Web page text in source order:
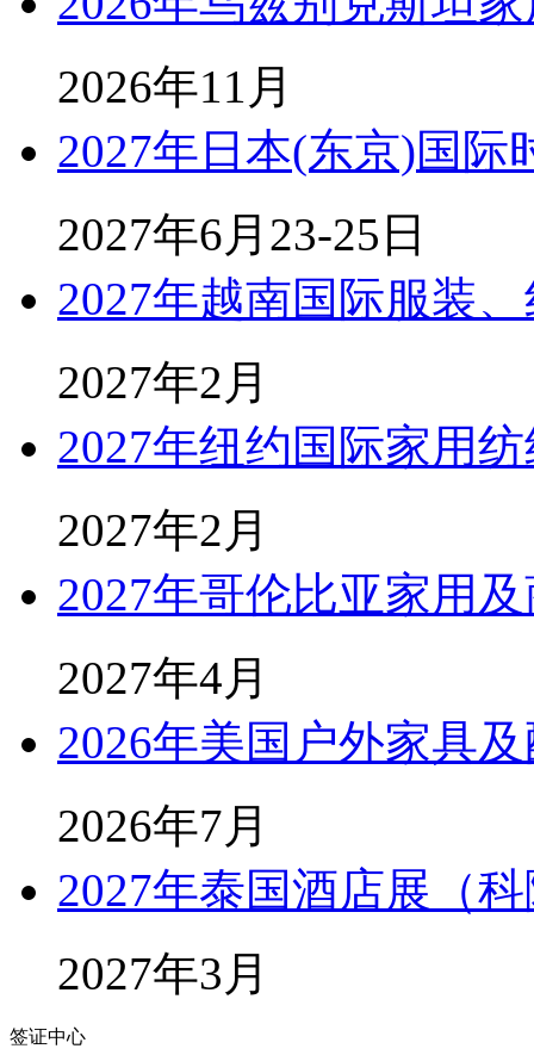
2026年11月
2027年日本(东京)国际
2027年6月23-25日
2027年越南国际服装
2027年2月
2027年纽约国际家用
2027年2月
2027年哥伦比亚家用
2027年4月
2026年美国户外家具
2026年7月
2027年泰国酒店展（
2027年3月
签证中心